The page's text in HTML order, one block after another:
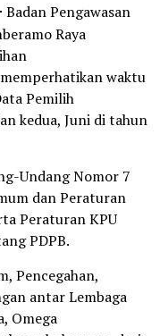
Badan Pengawasan
Raya
waktu
Pemilih
kedua, Juni di tahun
Undang Nomor 7
dan Peraturan
Peraturan KPU
PDPB.
Pencegahan,
antar Lembaga
Omega